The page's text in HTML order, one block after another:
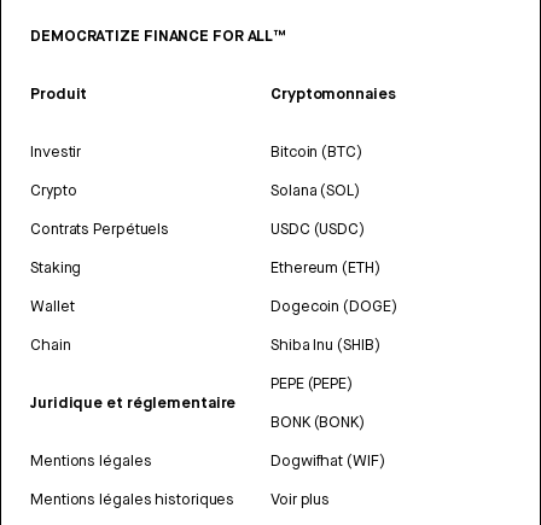
DEMOCRATIZE FINANCE FOR ALL™
Produit
Investir
Crypto
Contrats Perpétuels
Staking
Wallet
Chain
Juridique et réglementaire
Mentions légales
Mentions légales historiques
Cryptomonnaies
Bitcoin (BTC)
Solana (SOL)
USDC (USDC)
Ethereum (ETH)
Dogecoin (DOGE)
Shiba Inu (SHIB)
PEPE (PEPE)
BONK (BONK)
Dogwifhat (WIF)
Voir plus